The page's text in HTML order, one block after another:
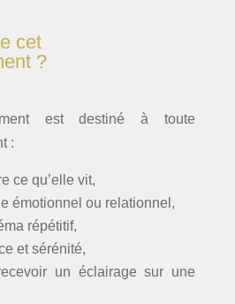
cet
?
est destiné à toute
:
ce qu’elle vit,
émotionnel ou relationnel,
répétitif,
et sérénité,
un éclairage sur une